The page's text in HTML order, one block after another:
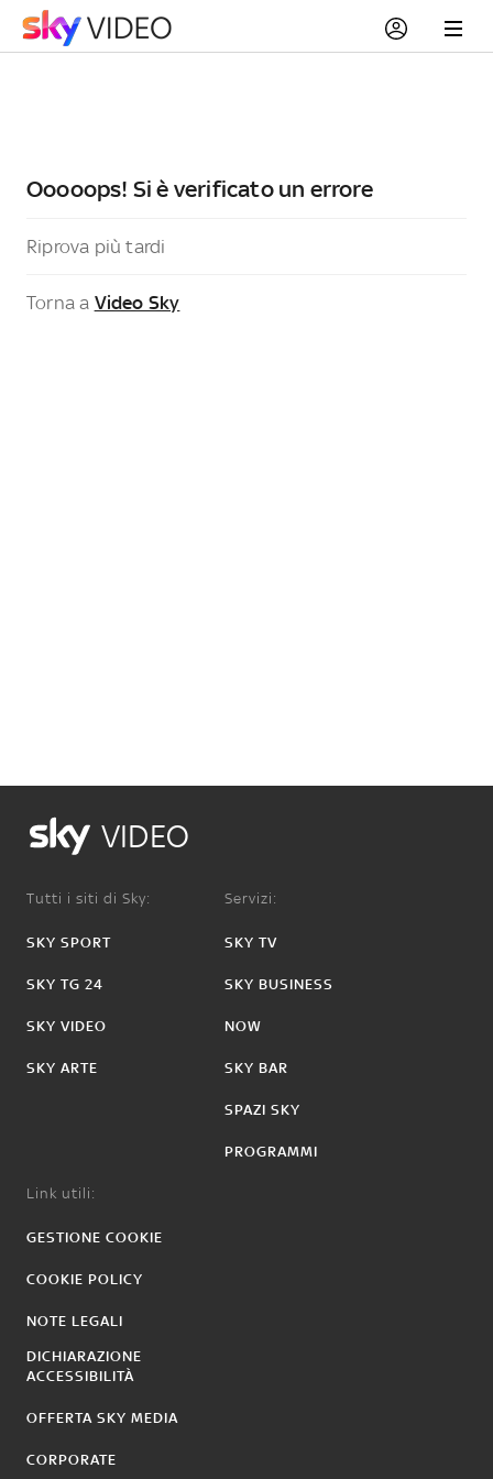
Ooooops! Si è verificato un errore
Riprova più tardi
Torna a Video Sky
VIDEO
Tutti i siti di Sky:
SKY SPORT
SKY TG 24
SKY VIDEO
SKY ARTE
Servizi:
SKY TV
SKY BUSINESS
NOW
SKY BAR
SPAZI SKY
PROGRAMMI
Link utili:
GESTIONE COOKIE
COOKIE POLICY
NOTE LEGALI
DICHIARAZIONE
ACCESSIBILITÀ
OFFERTA SKY MEDIA
CORPORATE